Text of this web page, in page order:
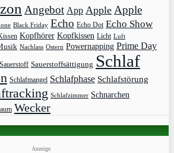
Angebot App Apple Apple
Black Friday Echo Echo Dot Echo Show
Kopfhörer Kopfkissen Licht Luft
Nachlass Ostern Powernapping Prime Day
Sauerstoff Sauerstoffsättigung Schlaf
Schlafmangel Schlafphase Schlafstörung
Schlafzimmer Schnarchen
Wecker
Anzeige